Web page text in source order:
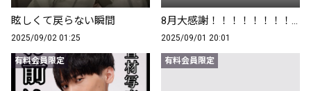
眩しくて戻らない瞬間
2025/09/02 01:25
8月大感謝！！！！！！！！！！！！
2025/09/01 20:01
有料会員限定 有料会員限定